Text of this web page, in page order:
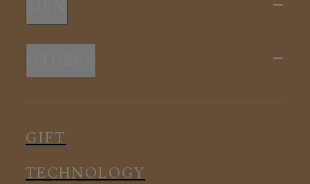
スリープウェア
ルームウェア
アクセサリー
新商品
ルームウェア
アクセサリー
GIFT
TECHNOLOGY